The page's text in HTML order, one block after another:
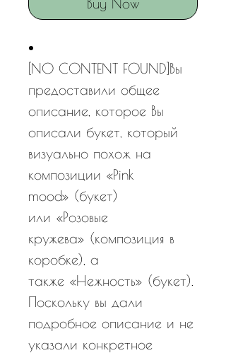
[NO CONTENT FOUND]Вы
предоставили общее
описание, которое Вы
описали букет, который
визуально похож на
композиции «Pink
mood» (букет)
или «Розовые
кружева» (композиция в
коробке), а
также «Нежность» (букет).
Поскольку вы дали
подробное описание и не
указали конкретное